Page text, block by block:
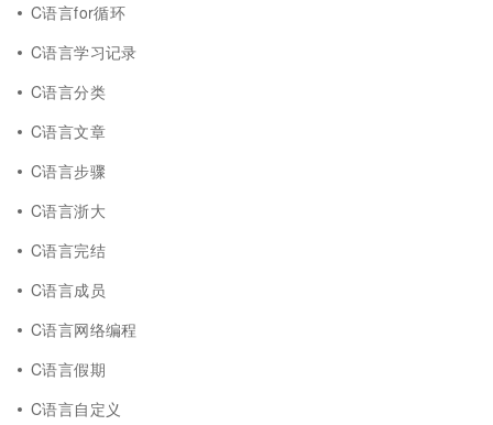
C语言for循环
C语言学习记录
C语言分类
C语言文章
C语言步骤
C语言浙大
C语言完结
C语言成员
C语言网络编程
C语言假期
C语言自定义